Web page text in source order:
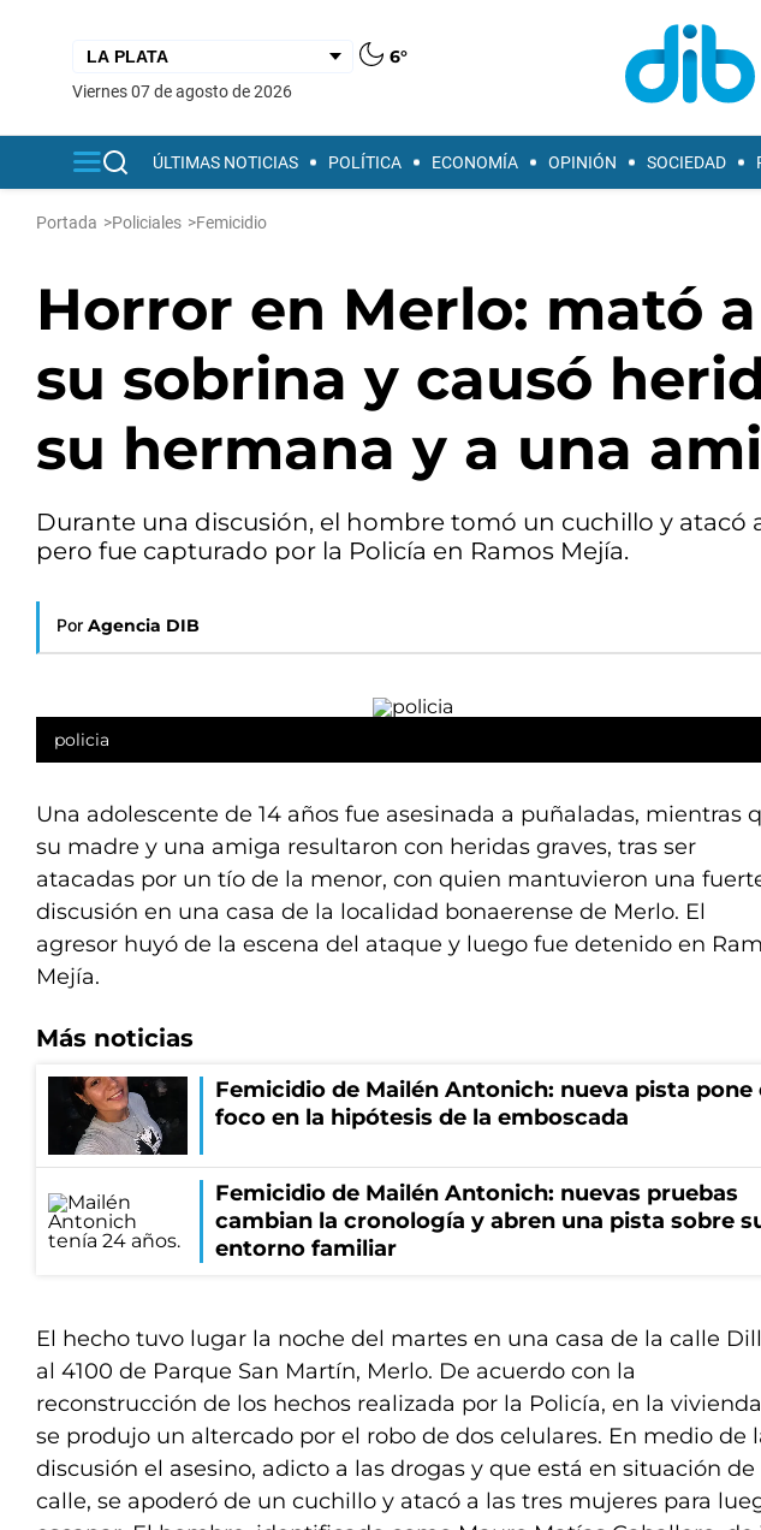
6°
viernes 07 de agosto de 2026
ÚLTIMAS NOTICIAS POLÍTICA ECONOMÍA OPINIÓN SOCIEDAD
Portada >Policiales >Femicidio
Horror en Merlo: mató
su sobrina y causó
su hermana y a una
Durante una discusión, el hombre tomó un cuchillo y atacó
pero fue capturado por la Policía en Ramos Mejía.
Por Agencia DIB
policia
Una adolescente de 14 años fue asesinada a puñaladas, mientras
su madre y una amiga resultaron con heridas graves, tras ser
atacadas por un tío de la menor, con quien mantuvieron una
discusión en una casa de la localidad bonaerense de Merlo. El
agresor huyó de la escena del ataque y luego fue detenido en
Mejía.
Más noticias
Femicidio de Mailén Antonich: nueva pista pone
foco en la hipótesis de la emboscada
Femicidio de Mailén Antonich: nuevas pruebas
cambian la cronología y abren una pista sobre
entorno familiar
El hecho tuvo lugar la noche del martes en una casa de la calle
al 4100 de Parque San Martín, Merlo. De acuerdo con la
reconstrucción de los hechos realizada por la Policía, en la vivienda
se produjo un altercado por el robo de dos celulares. En medio de
discusión el asesino, adicto a las drogas y que está en situación de
calle, se apoderó de un cuchillo y atacó a las tres mujeres para